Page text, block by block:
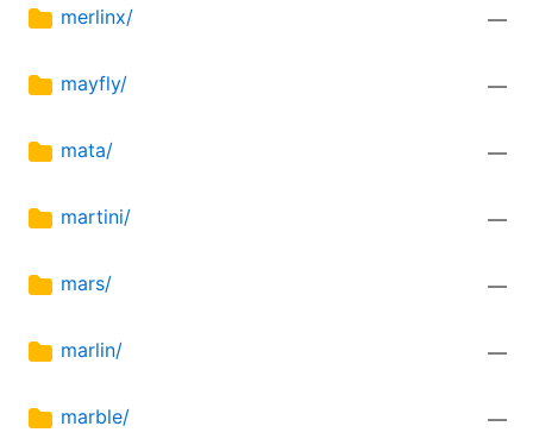
merlinx/ —
mayfly/ —
mata/ —
martini/ —
mars/ —
marlin/ —
marble/ —